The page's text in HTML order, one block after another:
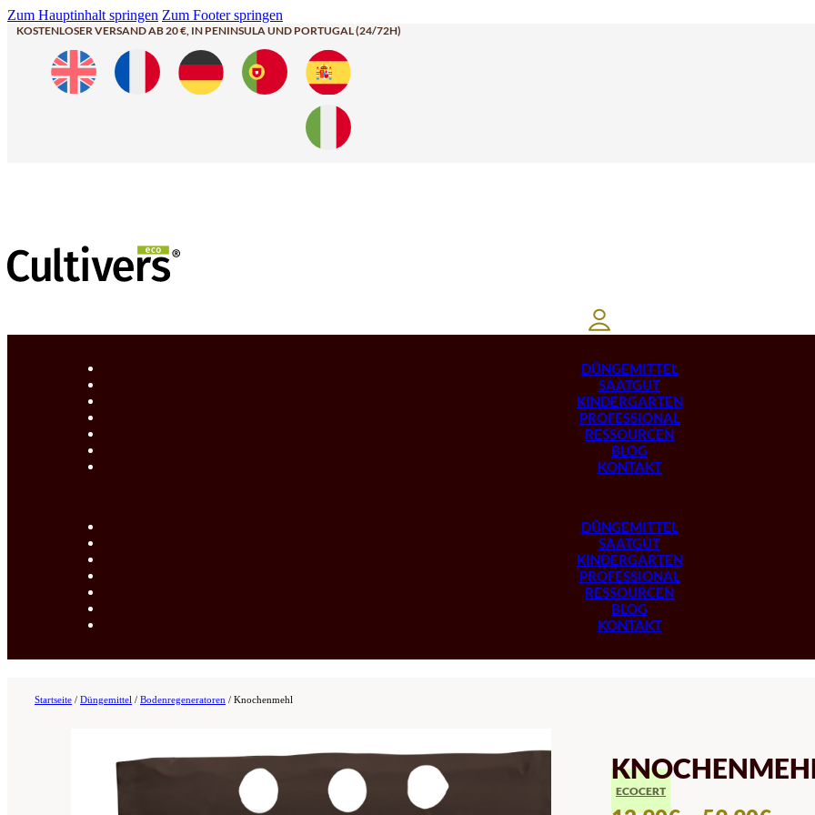
Zum Hauptinhalt springen Zum Footer springen
KOSTENLOSER VERSAND AB 20 €, IN PENINSULA UND PORTUGAL (24/72H)
DÜNGEMITTEL
SAATGUT
KINDERGARTEN
PROFESSIONAL
RESSOURCEN
BLOG
KONTAKT
DÜNGEMITTEL
SAATGUT
KINDERGARTEN
PROFESSIONAL
RESSOURCEN
BLOG
KONTAKT
Startseite / Düngemittel / Bodenregeneratoren / Knochenmehl
ECOCERT